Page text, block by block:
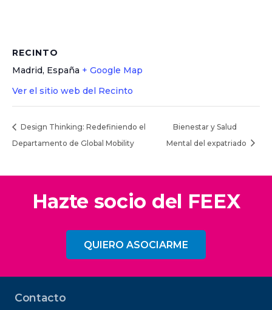
RECINTO
Madrid, España + Google Map
Ver el sitio web del Recinto
Design Thinking: Redefiniendo el
Departamento de Global Mobility
Bienestar y Salud
Mental del expatriado
Hazte socio del FEEX
QUIERO ASOCIARME
Contacto